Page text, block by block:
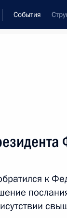
События
Собранию
рабочие встречи
к